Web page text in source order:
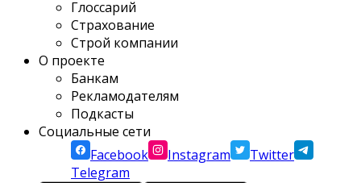
Глоссарий
Страхование
Строй компании
О проекте
Банкам
Рекламодателям
Подкасты
Социальные сети
Facebook
Instagram
Twitter
Telegram